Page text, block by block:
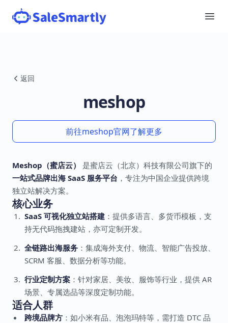
返回
meshop
前往meshop官网了解更多
Meshop（蜜店云）
是蜜店云（北京）科技有限公司旗下的
一站式品牌出海 SaaS 服务平台 ，专注为中国企业提供跨境
独立站解决方案。
核心业务
SaaS 可视化独立站搭建 ：提供多语言、多货币模板，支
持无代码拖拽建站，亦可定制开发。
全链路出海服务 ：集成海外支付、物流、智能广告投放、
SCRM 客服、数据分析等功能。
行业定制方案 ：针对家居、美妆、服饰等行业，提供 AR
场景、专属选品等深度定制功能。
适合人群
跨境品牌方 ：如小米有品、泡泡玛特等，需打造 DTC 品